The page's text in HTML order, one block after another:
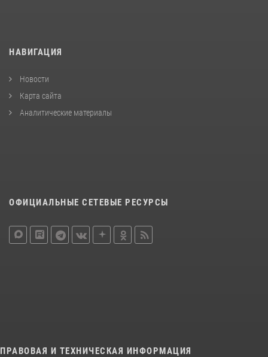
НАВИГАЦИЯ
Новости
Карта сайта
Аналитические материалы
ОФИЦИАЛЬНЫЕ СЕТЕВЫЕ РЕСУРСЫ
ПРАВОВАЯ И ТЕХНИЧЕСКАЯ ИНФОРМАЦИЯ